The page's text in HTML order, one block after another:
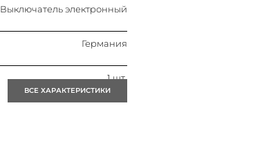
Выключатель электронный
Германия
1 шт.
ВСЕ ХАРАКТЕРИСТИКИ